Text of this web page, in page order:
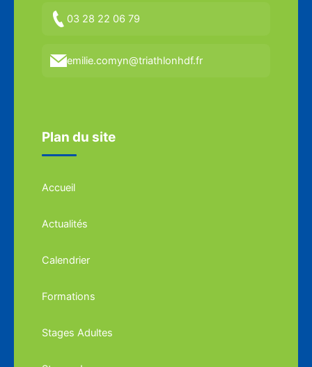
03 28 22 06 79
emilie.comyn@triathlonhdf.fr
Plan du site
Accueil
Actualités
Calendrier
Formations
Stages Adultes